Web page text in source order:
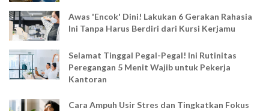
Awas 'Encok' Dini! Lakukan 6 Gerakan Rahasia
Ini Tanpa Harus Berdiri dari Kursi Kerjamu
Selamat Tinggal Pegal-Pegal! Ini Rutinitas
Peregangan 5 Menit Wajib untuk Pekerja
Kantoran
Cara Ampuh Usir Stres dan Tingkatkan Fokus